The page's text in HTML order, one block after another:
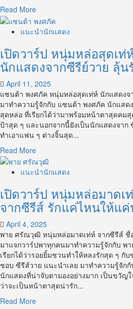
นัก
แสดง
ซี
วาย
Boys’
Love
Read MoreRead
more
about
วาร์
ป
สุด
หล่อ
กัน
ณัฐ
สกรรจ์
นัก
แสดง
สาย
วาย
จาก
ซี
เรื่อง
Knock
Out
แนะนำนักแสดง
เปิดวาร์ป หนุ่มหล่อสุดเ
นักแสดงจากซีรีย์วาย ลุ้น
April 11, 2025
แซนต้า พงศภัค หนุ่มหล่อสุดเท่ห์ นักแสดงจ
มาทำความรู้จักกับ แซนต้า พงศภัค นักแสด
สุดหล่อ ที่เรียกได้ว่ามาพร้อมหน้าตาสุดคม
ป้าสุด ๆ และนอกจากนี้ยังเป็นนักแสดงจาก
ทำเอาแฟน ๆ ต่างจิ้นสุด...
Read MoreRead
more
about
วาร์
ป
หนุ่ม
หล่อ
สุด
เท่ห์
แซนต้า
พงศ
ภัค
นัก
จาก
แนะนำนักแสดง
เปิดวาร์ป หนุ่มหล่อมาด
จากซีรีส์ รักแค่ไหนให้แ
April 4, 2025
พาย ศรัณวุฒิ หนุ่มหล่อมาดเท่ห์ จากซีรีส์ ชื่
มาแจกวาร์ปพาทุกคนมาทำความรู้จักกับ
เรียกได้ว่ารอยยิ้มชวนทำให้หลงรักสุด ๆ กั
ชอบ ซีรีส์วาย แนะนำเลย มาทำความรู้จัก
นักแสดงที่น่าจับตามองอย่างมาก เป็นขวัญ
ว่าจะเป็นหน้าตาสุดน่ารัก...
Read MoreRead